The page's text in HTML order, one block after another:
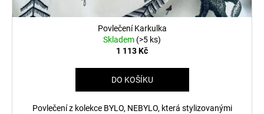
Povlečení Karkulka
Skladem (>5 ks)
1 113 Kč
DO KOŠÍKU
Povlečení z kolekce BYLO, NEBYLO, která stylizovanými